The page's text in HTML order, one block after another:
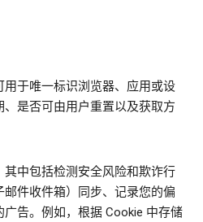
于唯一标识浏览器、应用或设
是否可由用户重置以及获取方
中包括检测安全风险和欺诈行
件收件箱）同步、记录您的偏
告。例如，根据 Cookie 中存储